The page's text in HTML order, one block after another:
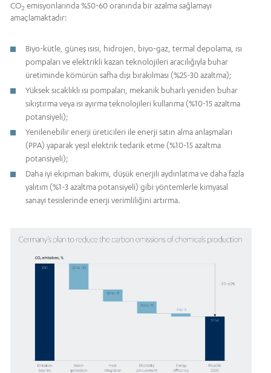
CO2 emisyonlarında %50-60 oranında bir azalma sağlamayı
amaçlamaktadır:
Biyo-kütle, güneş ısısı, hidrojen, biyo-gaz, termal depolama, ısı
pompaları ve elektrikli kazan teknolojileri aracılığıyla buhar
üretiminde kömürün safha dışı bırakılması (%25-30 azaltma);
Yüksek sıcaklıklı ısı pompaları, mekanik buharlı yeniden buhar
sıkıştırma veya ısı ayırma teknolojileri kullanma (%10-15 azaltma
potansiyeli);
Yenilenebilir enerji üreticileri ile enerji satın alma anlaşmaları
(PPA) yaparak yeşil elektrik tedarik etme (%10-15 azaltma
potansiyeli);
Daha iyi ekipman bakımı, düşük enerjili aydınlatma ve daha fazla
yalıtım (%1-3 azaltma potansiyeli) gibi yöntemlerle kimyasal
sanayi tesislerinde enerji verimliliğini artırma.